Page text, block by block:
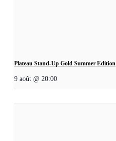
Plateau Stand-Up Gold Summer Edition
9 août @ 20:00